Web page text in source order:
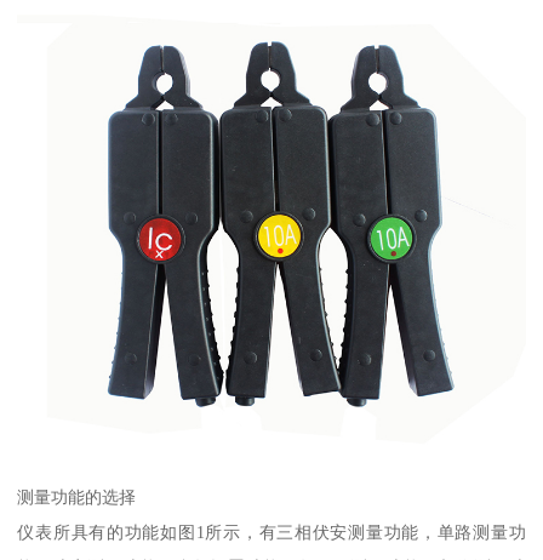
测量功能的选择
仪表所具有的功能如图1所示，有三相伏安测量功能，单路测量功